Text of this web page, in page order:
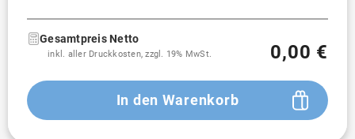
Gesamtpreis Netto
inkl. aller Druckkosten, zzgl. 19% MwSt. 0,00 €
In den Warenkorb